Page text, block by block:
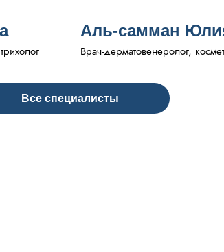
Аль-самман
Врач-дерматовенеролог,
Все специалисты